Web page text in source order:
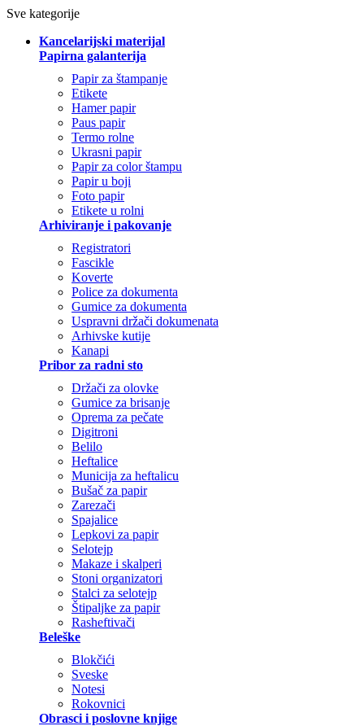
Sve kategorije
Kancelarijski materijal
Papirna galanterija
Papir za štampanje
Etikete
Hamer papir
Paus papir
Termo rolne
Ukrasni papir
Papir za color štampu
Papir u boji
Foto papir
Etikete u rolni
Arhiviranje i pakovanje
Registratori
Fascikle
Koverte
Police za dokumenta
Gumice za dokumenta
Uspravni držači dokumenata
Arhivske kutije
Kanapi
Pribor za radni sto
Držači za olovke
Gumice za brisanje
Oprema za pečate
Digitroni
Belilo
Heftalice
Municija za heftalicu
Bušač za papir
Zarezači
Spajalice
Lepkovi za papir
Selotejp
Makaze i skalperi
Stoni organizatori
Stalci za selotejp
Štipaljke za papir
Rasheftivači
Beleške
Blokčići
Sveske
Notesi
Rokovnici
Obrasci i poslovne knjige